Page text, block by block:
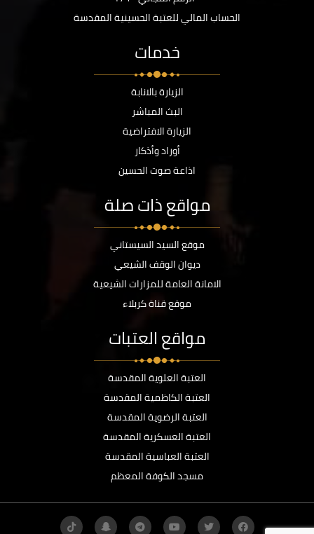
الحساب المالي للعتبة الحسينية المقدسة
خدمات
الزيارة بالانابة
البث المباشر
الزيارة الافتراضية
أوراد وأذكار
اذاعة صوت الحسين
مواقع ذات صلة
موقع السيد السيستاني
ديوان الوقف الشيعي
الامانة العامة للمزارات الشيعية
موقع قناة كربلاء
مواقع العتبات
العتبة العلوية المقدسة
العتبة الكاظمية المقدسة
العتبة الرضوية المقدسة
العتبة العسكرية المقدسة
العتبة العباسية المقدسة
مسجد الكوفة المعظم